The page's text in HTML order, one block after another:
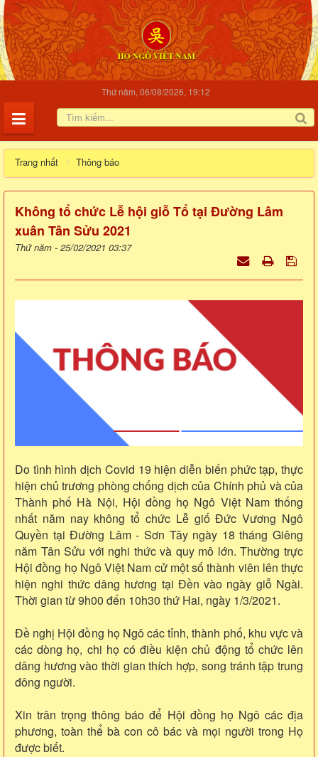
Thứ năm, 06/08/2026, 19:12
Trang nhất Thông báo
Không tổ chức Lễ hội giỗ Tổ tại Đường Lâm
xuân Tân Sửu 2021
Thứ năm - 25/02/2021 03:37
Do tình hình dịch Covid 19 hiện diễn biến phức tạp, thực
hiện chủ trương phòng chống dịch của Chính phủ và của
Thành phố Hà Nội, Hội đồng họ Ngô Việt Nam thống
nhất năm nay không tổ chức Lễ giố Đức Vương Ngô
Quyền tại Đường Lâm - Sơn Tây ngày 18 tháng Giêng
năm Tân Sửu với nghi thức và quy mô lớn. Thường trực
Hội đồng họ Ngô Việt Nam cử một số thành viên lên thực
hiện nghi thức dâng hương tại Đền vào ngày giỗ Ngài.
Thời gian từ 9h00 đến 10h30 thứ Hai, ngày 1/3/2021.
Đề nghị Hội đồng họ Ngô các tỉnh, thành phố, khu vực và
các dòng họ, chi họ có điều kiện chủ động tổ chức lên
dâng hương vào thời gian thích hợp, song tránh tập trung
đông người.
Xin trân trọng thông báo để Hội đồng họ Ngô các địa
phương, toàn thể bà con cô bác và mọi người trong Họ
được biết.